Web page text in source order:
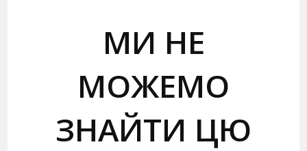
МИ НЕ
МОЖЕМО
ЗНАЙТИ ЦЮ